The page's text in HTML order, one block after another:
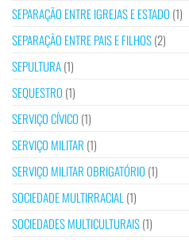
SEPARAÇÃO ENTRE IGREJAS E ESTADO (1)
SEPARAÇÃO ENTRE PAIS E FILHOS(2)
SEPULTURA(1)
SEQUESTRO (1)
SERVIÇO CÍVICO (1)
SERVIÇO MILITAR (1)
SERVIÇO MILITAR OBRIGATÓRIO (1)
SOCIEDADE MULTIRRACIAL (1)
SOCIEDADES MULTICULTURAIS(1)